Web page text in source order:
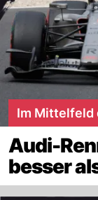
Im Mittelfeld
Audi-
besser